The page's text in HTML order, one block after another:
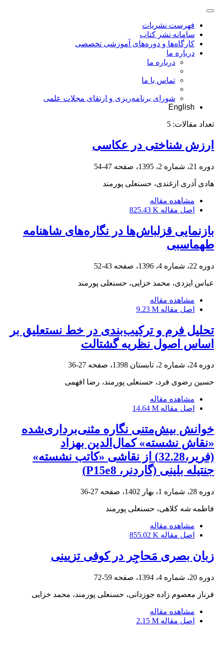
فهرست نشریات
سامانه نشر کتاب
کارگاه‌ها و دوره‌های آموزشی تخصصی
درباره ما
درباره ما
تماس با ما
شورای برنامه‌ریزی و ارتقای مجلات علمی
English
تعداد مقالات: 5
ارزش شناختی در عکاسی
دوره 21، شماره 2، 1395، صفحه 47-54
هادی آذری ازغندی، حسنعلی پورمند
مشاهده مقاله
اصل مقاله 825.43 K
بازنمایی قزلباش‌ها در نگاره‌های شاهنامه
طهماسبی
دوره 22، شماره 4، 1396، صفحه 43-52
عباس ایزدی، محمد خزایی، حسنعلی پورمند
مشاهده مقاله
اصل مقاله 9.23 M
تحلیل فرم و ترکیب‌بندی در خط نستعلیق بر
اساس اصول نظریه گشتالت
دوره 24، شماره 2، تابستان 1398، صفحه 27-36
حسین رضوی فرد، حسنعلی پورمند، رضا افهمی
مشاهده مقاله
اصل مقاله 14.64 M
خوانش بیش‌متنی نگاره مثنی‌برداری‌شده
«نقاش نشسته» کمال‌الدین بهزاد
(فریر،32.28) از نقاشی «کاتب نشسته»
جنتیله بلینی (گاردنر، P15e8)
دوره 28، شماره 1، بهار 1402، صفحه 27-36
فاطمه شه کلاهی، حسنعلی پورمند
مشاهده مقاله
اصل مقاله 855.02 K
زبان بصری مَحاجِر در کوفی تزیینی
دوره 20، شماره 4، 1394، صفحه 59-72
فرناز معصوم زاده جوزدانی، حسنعلی پورمند، محمد خزایی
مشاهده مقاله
اصل مقاله 2.15 M